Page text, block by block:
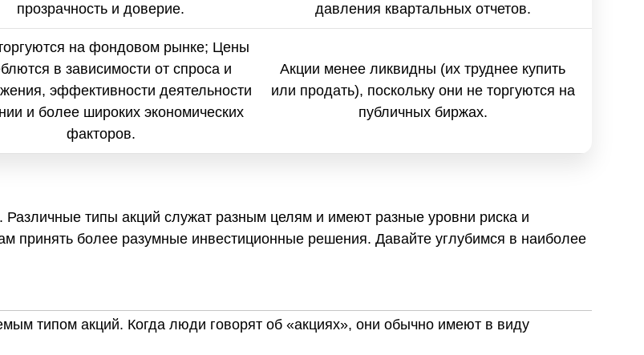
прозрачность и доверие.
давления квартальных отчетов.
на фондовом рынке; Цены
в зависимости от спроса и
эффективности деятельности
и более широких экономических
факторов.
Акции менее ликвидны (их труднее купить
или продать), поскольку они не торгуются на
публичных биржах.
типы акций служат разным целям и имеют разные уровни риска и
принять более разумные инвестиционные решения. Давайте углубимся в наиболее
типом акций. Когда люди говорят об «акциях», они обычно имеют в виду